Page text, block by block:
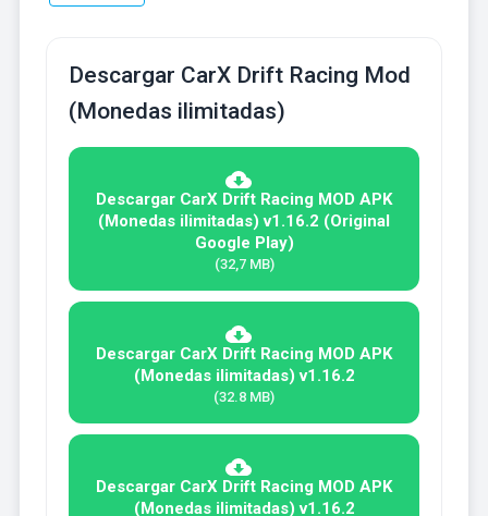
Descargar CarX Drift Racing Mod
(Monedas ilimitadas)
Descargar CarX Drift Racing MOD APK
(Monedas ilimitadas) v1.16.2 (Original
Google Play)
(32,7 MB)
Descargar CarX Drift Racing MOD APK
(Monedas ilimitadas) v1.16.2
(32.8 MB)
Descargar CarX Drift Racing MOD APK
(Monedas ilimitadas) v1.16.2